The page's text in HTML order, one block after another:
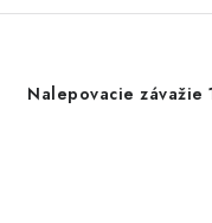
Nalepovacie závažie